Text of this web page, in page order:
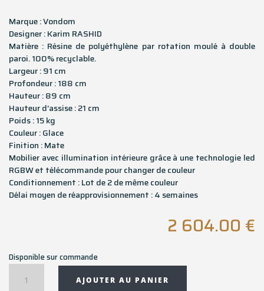
Marque : Vondom
Designer : Karim RASHID
Matière : Résine de polyéthylène par rotation moulé à double
paroi. 100% recyclable.
Largeur : 91 cm
Profondeur : 188 cm
Hauteur : 89 cm
Hauteur d’assise : 21 cm
Poids : 15 kg
Couleur : Glace
Finition : Mate
Mobilier avec illumination intérieure grâce à une technologie led
RGBW et télécommande pour changer de couleur
Conditionnement : Lot de 2 de même couleur
Délai moyen de réapprovisionnement : 4 semaines
2 604.00 €
Disponible sur commande
AJOUTER AU PANIER